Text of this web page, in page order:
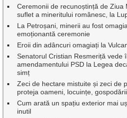
Ceremonii de recunoștință de Ziua
suflet a mineritului românesc, la
La Petroșani, minerii au fost
emoționantă ceremonie
Eroii din adâncuri omagiați la
Senatorul Cristian Resmeriță vede
amendamentului PSD la Legea
simț
Zeci de hectare mistuite și zeci de
proteja oameni, locuințe,
Cum arată un spațiu exterior mai
inutil